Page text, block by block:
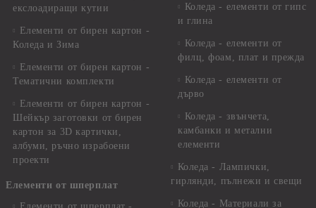
екслоадиращи кутии
Елементи от бирен картон -
Коледа и Зима
Елементи от бирен картон -
Тематични комплекти
Елементи от бирен картон -
Шейкър заготовки от бирен
картон за 3D картички,
албуми, ръчно израбоени
проекти
Елементи от шперплат
Коледа - елементи от гипс
и глина
Коледа - елементи от
филц, фоам, плат и прежда
Коледа - елементи от
дърво
Коледа - звънчета,
камбанки и метални
елементи
Коледа - Лампички,
гирлянди, пълнежи и свещи
Коледа - Материали за